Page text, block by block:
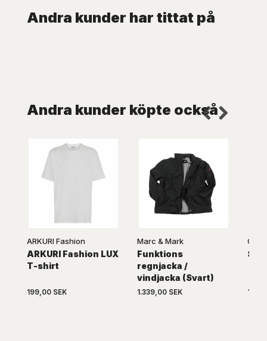
Andra kunder har tittat på
Andra kunder köpte också
ARKURI Fashion
ARKURI Fashion LUX
T-shirt
199,00 SEK
Marc & Mark
Funktions
regnjacka /
vindjacka (Svart)
1.339,00 SEK